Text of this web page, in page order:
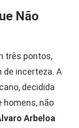
Não
três pontos,
de incerteza. A
decidida
homens, não
Arbeloa